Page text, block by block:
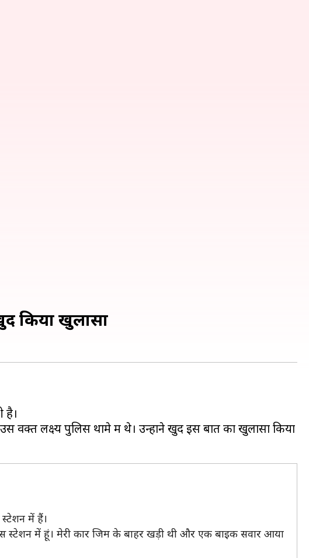
किया खुलासा
है।
वक्त लक्ष्य पुलिस थामे में थे। उन्होंने खुद इस बात का खुलासा किया
में हैं।
स्टेशन में हूं। मेरी कार जिम के बाहर खड़ी थी और एक बाइक सवार आया